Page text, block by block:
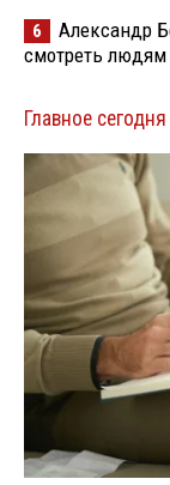
6
Александр
смотреть людям
Главное сегодня